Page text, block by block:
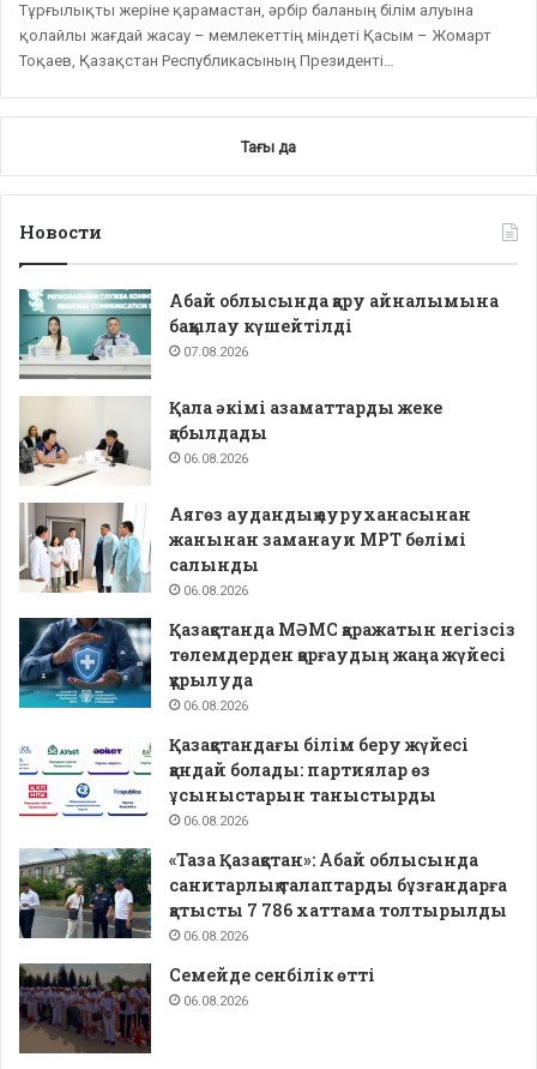
Тұрғылықты жеріне қарамастан, әрбір баланың білім алуына
қолайлы жағдай жасау – мемлекеттің міндеті Қасым – Жомарт
Тоқаев, Қазақстан Республикасының Президенті…
Тағы да
Новости
Абай облысында қару айналымына
бақылау күшейтілді
07.08.2026
Қала әкімі азаматтарды жеке
қабылдады
06.08.2026
Аягөз аудандық ауруханасынан
жанынан заманауи МРТ бөлімі
салынды
06.08.2026
Қазақстанда МӘМС қаражатын негізсіз
төлемдерден қорғаудың жаңа жүйесі
құрылуда
06.08.2026
Қазақстандағы білім беру жүйесі
қандай болады: партиялар өз
ұсыныстарын таныстырды
06.08.2026
«Таза Қазақстан»: Абай облысында
санитарлық талаптарды бұзғандарға
қатысты 7 786 хаттама толтырылды
06.08.2026
Семейде сенбілік өтті
06.08.2026